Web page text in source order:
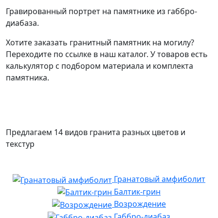
Гравированный портрет на памятнике из габбро-
диабаза.
Хотите заказать гранитный памятник на могилу?
Переходите по ссылке в наш каталог. У товаров есть
калькулятор с подбором материала и комплекта
памятника.
Предлагаем 14 видов гранита разных цветов и
текстур
Гранатовый амфиболит
Балтик-грин
Возрождение